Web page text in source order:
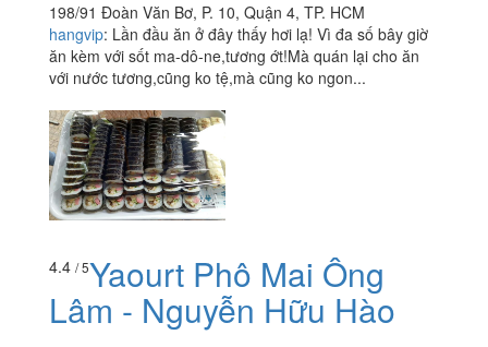
198/91 Đoàn Văn Bơ, P. 10, Quận 4, TP. HCM
hangvip: Lần đầu ăn ở đây thấy hơi lạ! Vì đa số bây giờ
ăn kèm với sốt ma-dô-ne,tương ớt!Mà quán lại cho ăn
với nước tương,cũng ko tệ,mà cũng ko ngon...
4.4 / 5Yaourt Phô Mai Ông
Lâm - Nguyễn Hữu Hào